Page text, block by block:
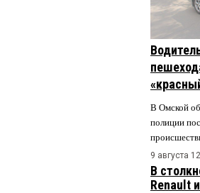
В Омской
полиции
9 августа
В
Renault